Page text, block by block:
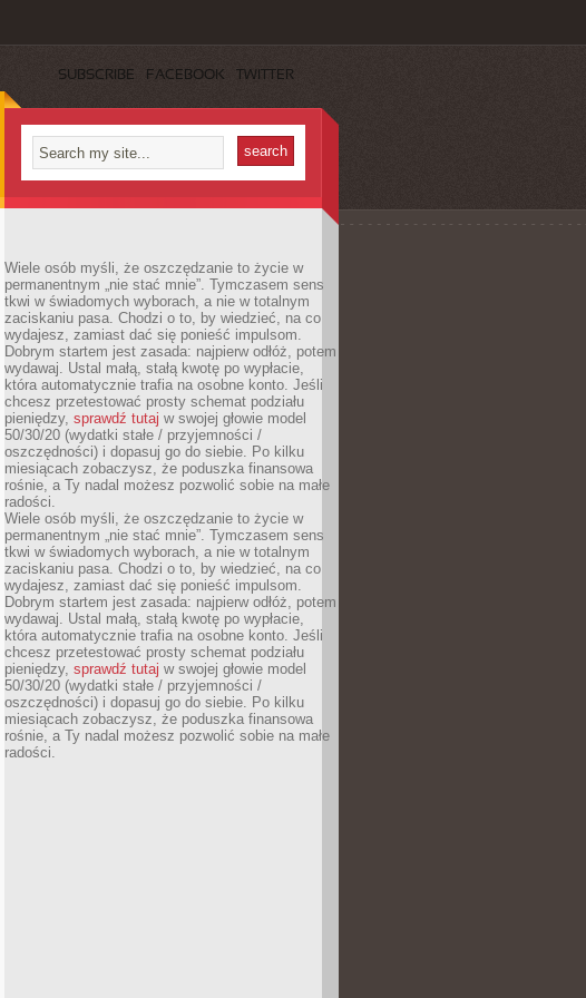
SUBSCRIBE FACEBOOK TWITTER
Wiele osób myśli, że oszczędzanie to życie w
permanentnym „nie stać mnie”. Tymczasem sens
tkwi w świadomych wyborach, a nie w totalnym
zaciskaniu pasa. Chodzi o to, by wiedzieć, na co
wydajesz, zamiast dać się ponieść impulsom.
Dobrym startem jest zasada: najpierw odłóż, potem
wydawaj. Ustal małą, stałą kwotę po wypłacie,
która automatycznie trafia na osobne konto. Jeśli
chcesz przetestować prosty schemat podziału
pieniędzy, sprawdź tutaj w swojej głowie model
50/30/20 (wydatki stałe / przyjemności /
oszczędności) i dopasuj go do siebie. Po kilku
miesiącach zobaczysz, że poduszka finansowa
rośnie, a Ty nadal możesz pozwolić sobie na małe
radości.
Wiele osób myśli, że oszczędzanie to życie w
permanentnym „nie stać mnie”. Tymczasem sens
tkwi w świadomych wyborach, a nie w totalnym
zaciskaniu pasa. Chodzi o to, by wiedzieć, na co
wydajesz, zamiast dać się ponieść impulsom.
Dobrym startem jest zasada: najpierw odłóż, potem
wydawaj. Ustal małą, stałą kwotę po wypłacie,
która automatycznie trafia na osobne konto. Jeśli
chcesz przetestować prosty schemat podziału
pieniędzy, sprawdź tutaj w swojej głowie model
50/30/20 (wydatki stałe / przyjemności /
oszczędności) i dopasuj go do siebie. Po kilku
miesiącach zobaczysz, że poduszka finansowa
rośnie, a Ty nadal możesz pozwolić sobie na małe
radości.